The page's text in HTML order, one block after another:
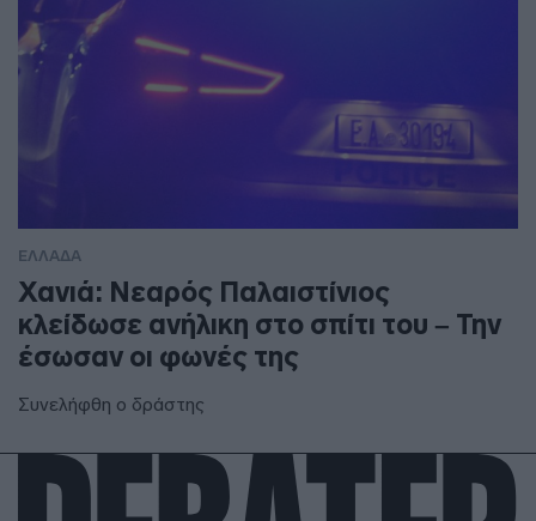
ΕΛΛΑΔΑ
Χανιά: Νεαρός Παλαιστίνιος
κλείδωσε ανήλικη στο σπίτι του – Την
έσωσαν οι φωνές της
Συνελήφθη ο δράστης